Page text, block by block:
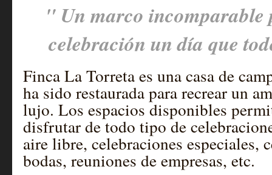
" Un marco incomparable
celebración un día que
Finca La Torreta es una casa de
ha sido restaurada para recrear un
lujo. Los espacios disponibles
disfrutar de todo tipo de
aire libre, celebraciones especiales,
bodas, reuniones de empresas, etc.